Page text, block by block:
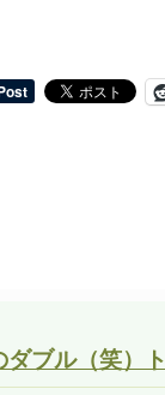
ブル（笑）ト